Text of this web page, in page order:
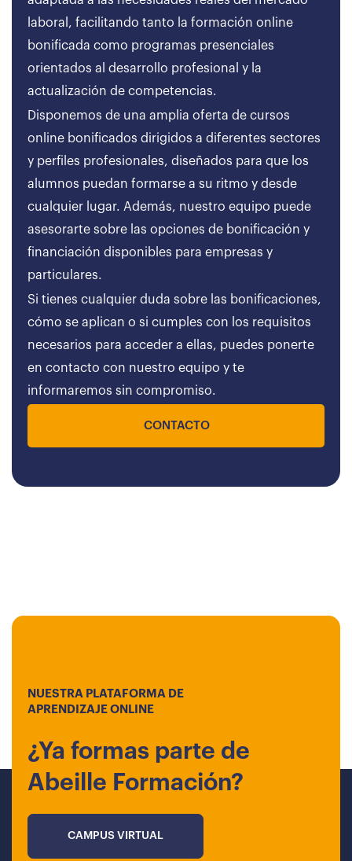
laboral, facilitando tanto la formación online
bonificada como programas presenciales
orientados al desarrollo profesional y la
actualización de competencias.
Disponemos de una amplia oferta de cursos
online bonificados dirigidos a diferentes sectores
y perfiles profesionales, diseñados para que los
alumnos puedan formarse a su ritmo y desde
cualquier lugar. Además, nuestro equipo puede
asesorarte sobre las opciones de bonificación y
financiación disponibles para empresas y
particulares.
Si tienes cualquier duda sobre las bonificaciones,
cómo se aplican o si cumples con los requisitos
necesarios para acceder a ellas, puedes ponerte
en contacto con nuestro equipo y te
informaremos sin compromiso.
CONTACTO
NUESTRA PLATAFORMA DE
APRENDIZAJE ONLINE
¿Ya formas parte de
Abeille Formación?
CAMPUS VIRTUAL